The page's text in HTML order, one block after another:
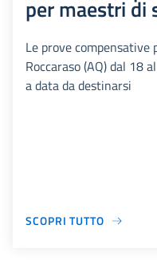
per maestri di
Le prove
Roccaraso (AQ) dal 18
a data da destinarsi
SCOPRI TUTTO